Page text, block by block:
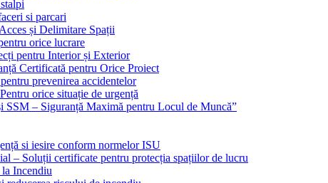
si parcari
și Delimitare Spații
orice lucrare
pentru Interior și Exterior
Certificată pentru Orice Proiect
prevenirea accidentelor
orice situație de urgență
SSM – Siguranță Maximă pentru Locul de Muncă”
si iesire conform normelor ISU
– Soluții certificate pentru protecția spațiilor de lucru
Incendiu